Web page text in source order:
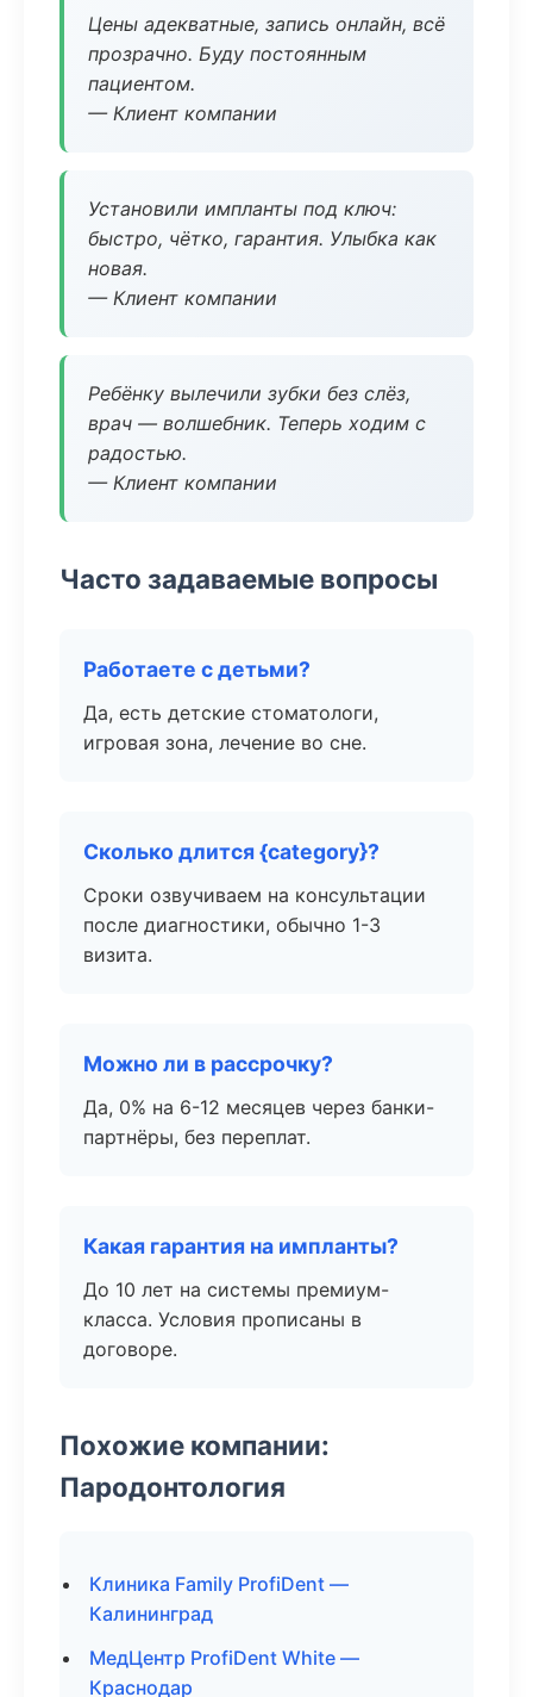
Цены адекватные, запись онлайн, всё
прозрачно. Буду постоянным
пациентом.
— Клиент компании
Установили импланты под ключ:
быстро, чётко, гарантия. Улыбка как
новая.
— Клиент компании
Ребёнку вылечили зубки без слёз,
врач — волшебник. Теперь ходим с
радостью.
— Клиент компании
Часто задаваемые вопросы
Работаете с детьми?
Да, есть детские стоматологи,
игровая зона, лечение во сне.
Сколько длится {category}?
Сроки озвучиваем на консультации
после диагностики, обычно 1-3
визита.
Можно ли в рассрочку?
Да, 0% на 6-12 месяцев через банки-
партнёры, без переплат.
Какая гарантия на импланты?
До 10 лет на системы премиум-
класса. Условия прописаны в
договоре.
Похожие компании:
Пародонтология
Клиника Family ProfiDent —
Калининград
МедЦентр ProfiDent White —
Краснодар